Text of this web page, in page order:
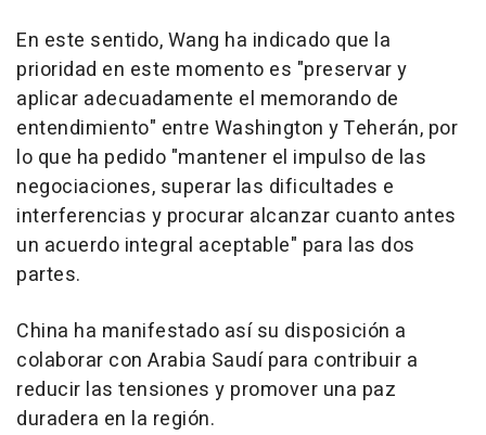
En este sentido, Wang ha indicado que la
prioridad en este momento es "preservar y
aplicar adecuadamente el memorando de
entendimiento" entre Washington y Teherán, por
lo que ha pedido "mantener el impulso de las
negociaciones, superar las dificultades e
interferencias y procurar alcanzar cuanto antes
un acuerdo integral aceptable" para las dos
partes.
China ha manifestado así su disposición a
colaborar con Arabia Saudí para contribuir a
reducir las tensiones y promover una paz
duradera en la región.